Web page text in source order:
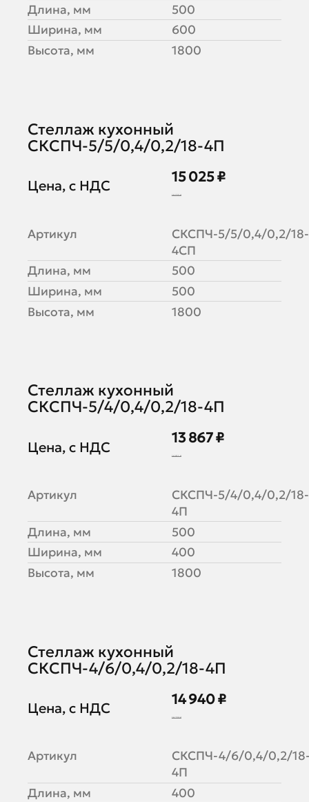
Длина, мм
500
Ширина, мм
600
Высота, мм
1800
Стеллаж кухонный
СКСПЧ-5/5/0,4/0,2/18-4П
Цена, с НДС
15 025 ₽
18 323 ₽
Артикул
СКСПЧ-5/5/0,4/0,2/18-
4СП
Длина, мм
500
Ширина, мм
500
Высота, мм
1800
Стеллаж кухонный
СКСПЧ-5/4/0,4/0,2/18-4П
Цена, с НДС
13 867 ₽
16 911 ₽
Артикул
СКСПЧ-5/4/0,4/0,2/18-
4П
Длина, мм
500
Ширина, мм
400
Высота, мм
1800
Стеллаж кухонный
СКСПЧ-4/6/0,4/0,2/18-4П
Цена, с НДС
14 940 ₽
18 220 ₽
Артикул
СКСПЧ-4/6/0,4/0,2/
4П
Длина, мм
400